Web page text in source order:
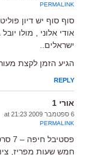
PERMALINK
סוף סוף יש דיון
אודי אלוני , מולו
ישראלים..
הגיע הזמן לקצת
REPLY
אורי 1
6 ספטמבר 2009 at 21:23
PERMALINK